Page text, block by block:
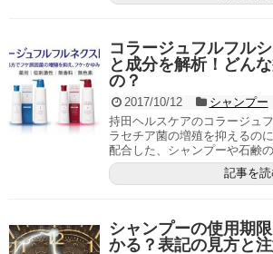
コラージュフルフル
と成分を解析！どん
の？
2017/10/12
シャンプー
持田ヘルスケアのコラージュ
ラセチア菌の増殖を抑えるの
配合した、シャンプーや石鹸
記事を読
シャンプーの使用期
かる？表記の見方と